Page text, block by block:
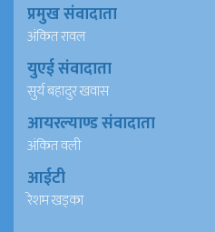
प्रमुख संवादाता
अंकित रावल
युएई संवादाता
सुर्य बहादुर खवास
आयरल्याण्ड संवादाता
अंकित वली
आईटी
रेशम खड्का